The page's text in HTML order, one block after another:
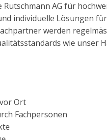
Rutschmann AG für
individuelle Lösungen
werden
wie unser
Ort
Fachpersonen